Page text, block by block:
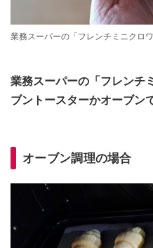
業務スーパーの「フレンチミニクロ
業務スーパーの「フレンチ
ブントースターかオーブン
オーブン調理の場合